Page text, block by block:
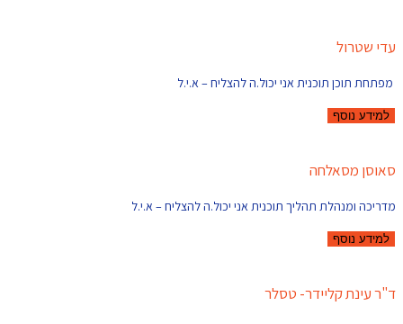
עדי שטרול
מפתחת תוכן תוכנית אני יכול.ה להצליח – א.י.ל
למידע נוסף
סאוסן מסאלחה
מדריכה ומנהלת תהליך תוכנית אני יכול.ה להצליח – א.י.ל
למידע נוסף
ד"ר עינת קליידר- טסלר